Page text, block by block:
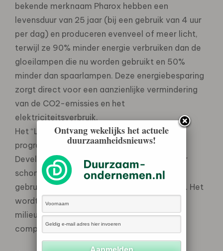
bekende merknaam Pharox hebben een
levensduur van 25 jaar (bij een gebruik van 4 uur
per dag) en produceren evenveel of meer licht,
terwijl ze 90% minder energie verbruiken dan de
gloeilampen die nu worden gebruikt en 50%
minder dan spaarlampen. Deze energiebesparing
zorgt direct voor een aanzienlijke vermindering
van de CO2-emissies en het
elektriciteitsverbruik.
Het “LED’s Kick Off”-project is het eerste
programmatische CDM-programma (Clean
Development Mechanism: mechanisme voor
schone ontwikkeling) in de wereld waarbij
gebruik wordt gemaakt van LED-verlichting. Het
wordt gecoördineerd door Do-Inc, een
milieuadviesbureau dat is gespecialiseerd in
complexe CDM-programma’s.
Ontvang wekelijks het actuele
duurzaamheidsnieuws!